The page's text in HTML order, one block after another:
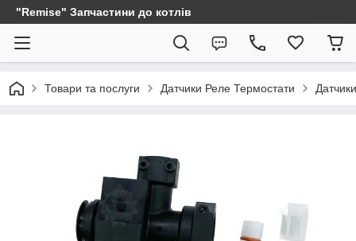
"Remise" Запчастини до котлів
Товари та послуги Датчики Реле Термостати